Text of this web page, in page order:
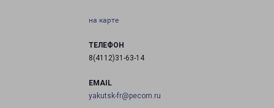
на карте
ТЕЛЕФОН
8(4112)31-63-14
EMAIL
yakutsk-fr@pecom.ru